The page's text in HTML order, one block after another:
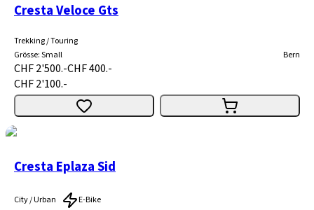
Cresta Veloce Gts
Trekking / Touring
Grösse:Small Bern
CHF 2'500.-CHF 400.-
CHF 2'100.-
Cresta Eplaza Sid
City / Urban
E-Bike